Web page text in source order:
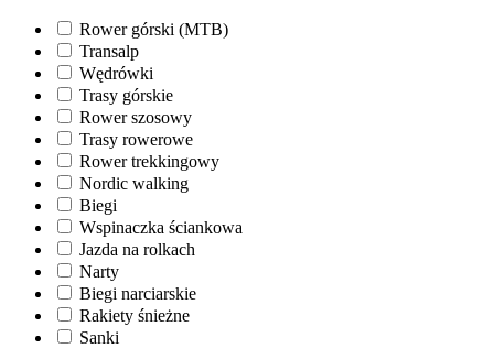
Rower górski (MTB)
Transalp
Wędrówki
Trasy górskie
Rower szosowy
Trasy rowerowe
Rower trekkingowy
Nordic walking
Biegi
Wspinaczka ściankowa
Jazda na rolkach
Narty
Biegi narciarskie
Rakiety śnieżne
Sanki